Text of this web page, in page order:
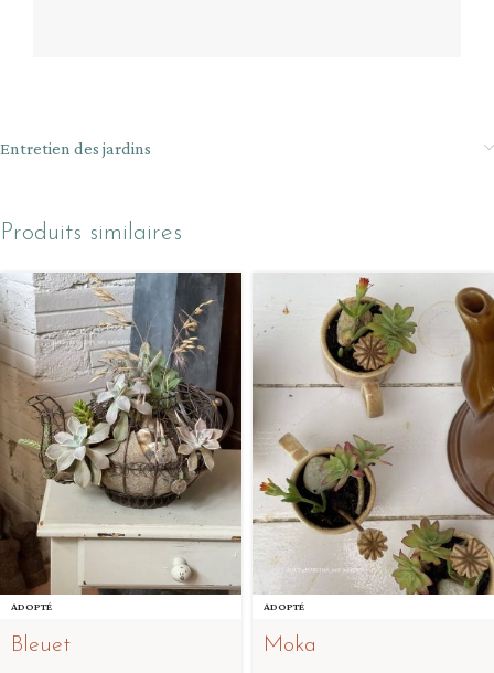
Entretien des jardins
Produits similaires
ADOPTÉ
Bleuet
ADOPTÉ
Moka